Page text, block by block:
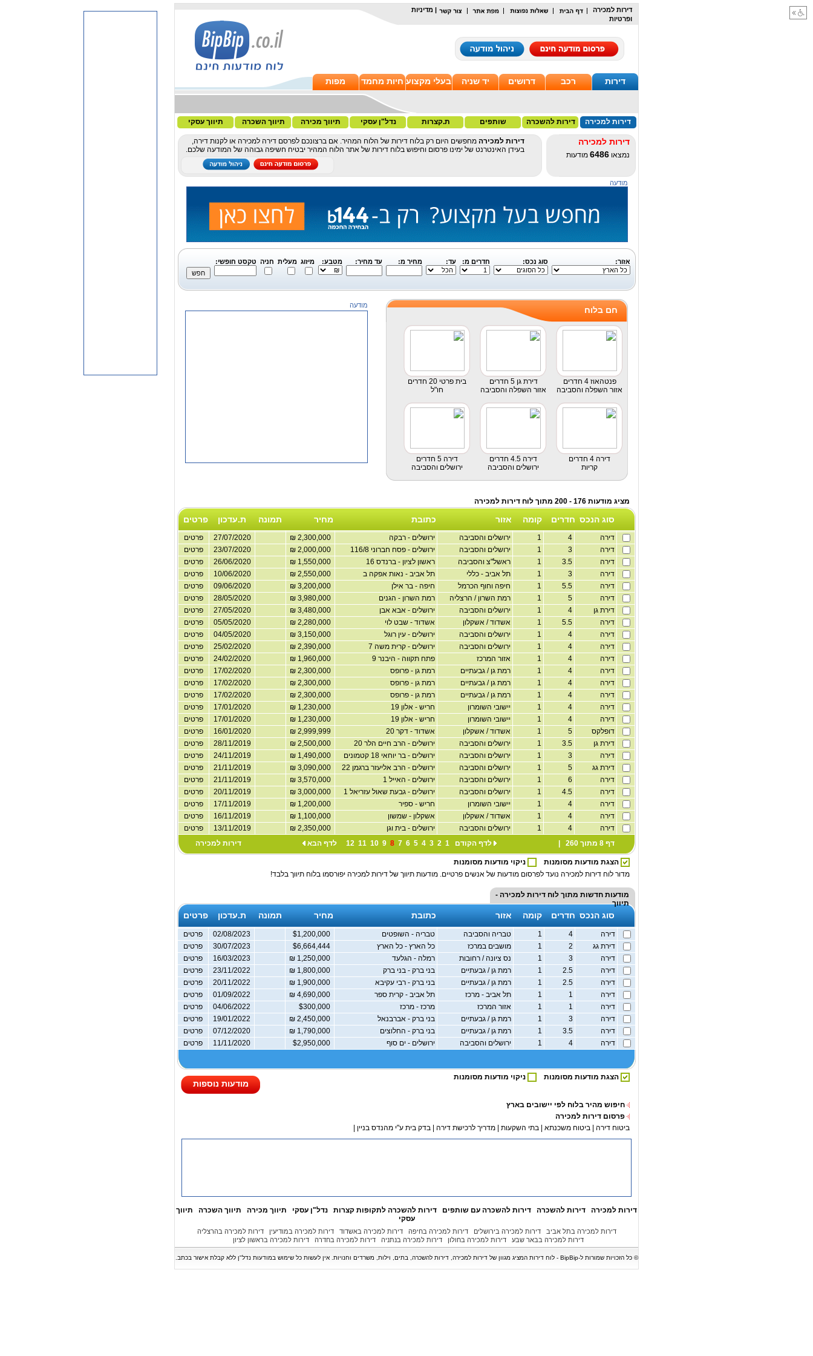
דירות למכירה
מדיניות
ופרטיות
דירות רכב דרושים יד שניה בעלי מקצוע חיות מחמד מפות
דירות למכירה דירות להשכרה שותפים ת.קצרות נדל"ן עסקי תיווך מכירה תיווך השכרה תיווך עסקי
דירות למכירה
נמצאו 6486 מודעות
דירות למכירה מחפשים היום רק בלוח דירות של הלוח המהיר. אם ברצונכם לפרסם דירה למכירה או לקנות דירה,
בעידן האינטרנט של ימינו פרסום וחיפוש בלוח דירות של אתר הלוח המהיר יבטיח חשיפה גבוהה של המודעה שלכם.
מודעה
אזור: סוג נכס: חדרים מ: עד: מחיר מ: עד מחיר: מטבע: מיזוג מעלית חניה טקסט חופשי:
מודעה חם בלוח
פנטהאוז 4 חדרים
אזור השפלה והסביבה
דירת גן 5 חדרים
אזור השפלה והסביבה
בית פרטי 20 חדרים
חו"ל
דירה 4 חדרים
קריות
דירה 4.5 חדרים
ירושלים והסביבה
דירה 5 חדרים
ירושלים והסביבה
מציג מודעות 176 - 200 מתוך לוח דירות למכירה
סוג הנכס חדרים קומה אזור כתובת מחיר תמונה ת.עדכון פרטים
דירה ירושלים והסביבה ירושלים - רבקה 27/07/2020
פרטים
דירה
ירושלים והסביבה ירושלים - פסח חברוני 116/8 23/07/2020
פרטים
דירה
ראשל"צ והסביבה ראשון לציון - ברנדס 16 26/06/2020
פרטים
דירה
תל אביב - כללי תל אביב - נאות אפקה ב 10/06/2020
פרטים
דירה
חיפה וחוף הכרמל חיפה - בר אילן 09/06/2020
פרטים
דירה
רמת השרון / הרצליה רמת השרון - הגנים 28/05/2020
פרטים
דירת גן
ירושלים והסביבה ירושלים - אבא אבן 27/05/2020
פרטים
דירה
אשדוד / אשקלון אשדוד - שבט לוי 05/05/2020
פרטים
דירה
ירושלים והסביבה ירושלים - עין רוגל 04/05/2020
פרטים
דירה
ירושלים והסביבה ירושלים - קרית משה 7 25/02/2020
פרטים
דירה
אזור המרכז פתח תקווה - היבנר 9 24/02/2020
פרטים
דירה
רמת גן / גבעתיים רמת גן - פרופס 17/02/2020
פרטים
דירה
רמת גן / גבעתיים רמת גן - פרופס 17/02/2020
פרטים
דירה
רמת גן / גבעתיים רמת גן - פרופס 17/02/2020
פרטים
דירה
יישובי השומרון חריש - אלון 19 17/01/2020
פרטים
דירה
יישובי השומרון חריש - אלון 19 17/01/2020
פרטים
דופלקס
אשדוד / אשקלון אשדוד - דקר 20 16/01/2020
פרטים
דירת גן
ירושלים והסביבה ירושלים - הרב חיים הלר 20 28/11/2019
פרטים
דירה
ירושלים והסביבה ירושלים - בר יוחאי 18 קטמונים 24/11/2019
פרטים
דירת גג
ירושלים והסביבה ירושלים - הרב אליעזר ברגמן 22 21/11/2019
פרטים
דירה
ירושלים והסביבה ירושלים - האייל 1 21/11/2019
פרטים
דירה
ירושלים והסביבה ירושלים - גבעת שאול עזריאל 1 20/11/2019
פרטים
דירה
יישובי השומרון חריש - ספיר 17/11/2019
פרטים
דירה
אשדוד / אשקלון אשקלון - שמשון 16/11/2019
פרטים
דירה
ירושלים והסביבה ירושלים - בית וגן 13/11/2019
פרטים
דף 8 מתוך 260 |
לדף הקודם 1
2
3
4
5
6
7
8
9
10
11
12 לדף הבא דירות למכירה
הצגת מודעות מסומנות
ניקוי מודעות מסומנות
מדור לוח דירות למכירה נועד לפרסום מודעות של אנשים פרטיים. מודעות תיווך של דירות למכירה יפורסמו בלוח תיווך בלבד!
מודעות חדשות מתוך לוח דירות למכירה -
תיווך
סוג הנכס חדרים קומה אזור כתובת מחיר תמונה ת.עדכון פרטים
דירה טבריה והסביבה טבריה - השופטים 02/08/2023
פרטים
דירת גג
מושבים במרכז כל הארץ - כל הארץ 30/07/2023
פרטים
דירה
נס ציונה / רחובות רמלה - הגלעד 16/03/2023
פרטים
דירה
רמת גן / גבעתיים בני ברק - בני ברק 23/11/2022
פרטים
דירה
רמת גן / גבעתיים בני ברק - רבי עקיבא 20/11/2022
פרטים
דירה
תל אביב - מרכז תל אביב - קרית ספר 01/09/2022
פרטים
דירה
אזור המרכז מרכז - מרכז 04/06/2022
פרטים
דירה
רמת גן / גבעתיים בני ברק - אברבנאל 19/01/2022
פרטים
דירה
רמת גן / גבעתיים בני ברק - החלוצים 07/12/2020
פרטים
דירה
ירושלים והסביבה ירושלים - ים סוף 11/11/2020 פרטים
הצגת מודעות מסומנות ניקוי מודעות מסומנות
מודעות נוספות
חיפוש מהיר בלוח לפי יישובים בארץ
פרסום דירות למכירה
ביטוח דירה
ביטוח משכנתא בתי השקעות מדריך לרכישת דירה בדק בית ע"י מהנדס בניין
דירות למכירה דירות להשכרה דירות להשכרה עם שותפים דירות להשכרה לתקופות קצרות נדל"ן עסקי תיווך מכירה תיווך השכרה
תיווך
עסקי
דירות למכירה בתל אביב דירות למכירה בירושלים דירות למכירה בחיפה דירות למכירה באשדוד דירות למכירה במודיעין
דירות למכירה בהרצליה
דירות למכירה בבאר שבע
דירות למכירה בחולון דירות למכירה בנתניה דירות למכירה בחדרה דירות למכירה בראשון לציון
© כל הזכויות שמורות ל-BipBip - לוח דירות המציג מגוון של דירות למכירה, דירות להשכרה, בתים, וילות, משרדים וחנויות. אין לעשות כל שימוש במודעות נדל"ן ללא קבלת אישור בכתב.